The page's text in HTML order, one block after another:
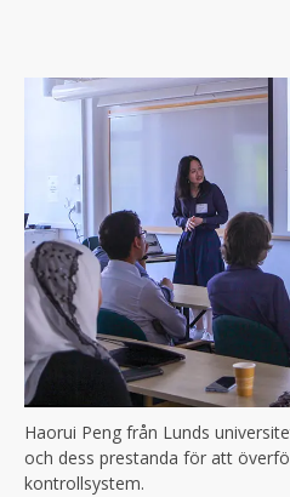
Haorui Peng från Lunds
och dess prestanda för att
kontrollsystem.